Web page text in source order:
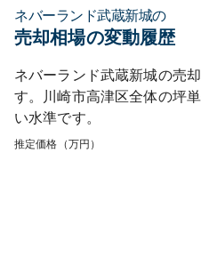
ネバーランド武蔵新城の
売却相場の変動履歴
ネバーランド武蔵新城の売
す。
川崎市高津区全体の坪
い水準です。
推定価格（万円）